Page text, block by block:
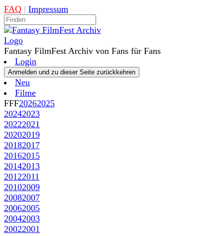
FAQ | Impressum
Fantasy FilmFest Archiv von Fans für Fans
Login
Neu
Filme
FFF20262025
20242023
20222021
20202019
20182017
20162015
20142013
20122011
20102009
20082007
20062005
20042003
20022001